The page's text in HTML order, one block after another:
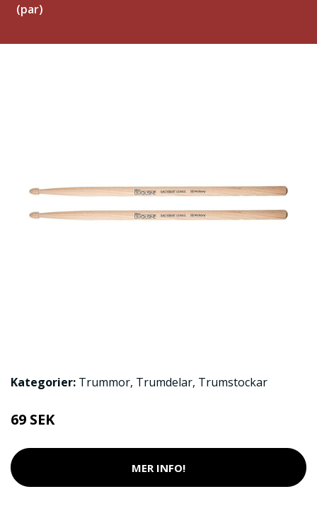
(par)
Kategorier: Trummor, Trumdelar, Trumstockar
69 SEK
MER INFO!